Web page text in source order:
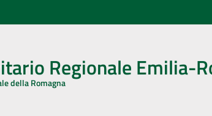
Regionale Emilia-
della Romagna